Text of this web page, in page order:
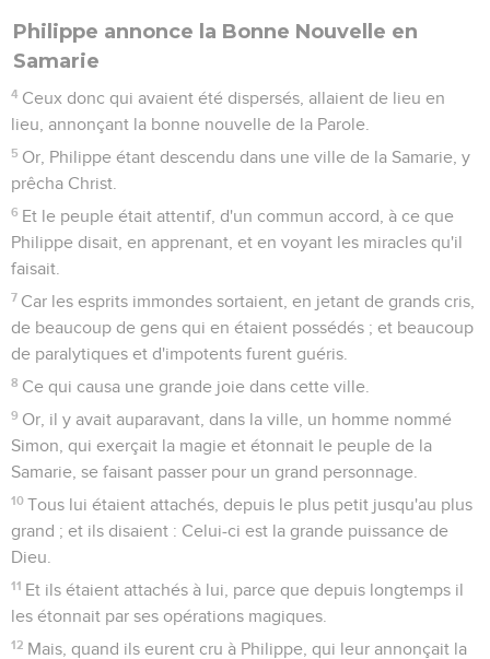
Philippe annonce la Bonne Nouvelle en
Samarie
4 Ceux donc qui avaient été dispersés, allaient de lieu en
lieu, annonçant la bonne nouvelle de la Parole.
5 Or, Philippe étant descendu dans une ville de la Samarie, y
prêcha Christ.
6 Et le peuple était attentif, d'un commun accord, à ce que
Philippe disait, en apprenant, et en voyant les miracles qu'il
faisait.
7 Car les esprits immondes sortaient, en jetant de grands cris,
de beaucoup de gens qui en étaient possédés ; et beaucoup
de paralytiques et d'impotents furent guéris.
8 Ce qui causa une grande joie dans cette ville.
9 Or, il y avait auparavant, dans la ville, un homme nommé
Simon, qui exerçait la magie et étonnait le peuple de la
Samarie, se faisant passer pour un grand personnage.
10 Tous lui étaient attachés, depuis le plus petit jusqu'au plus
grand ; et ils disaient : Celui-ci est la grande puissance de
Dieu.
11 Et ils étaient attachés à lui, parce que depuis longtemps il
les étonnait par ses opérations magiques.
12 Mais, quand ils eurent cru à Philippe, qui leur annonçait la